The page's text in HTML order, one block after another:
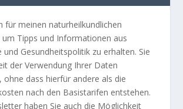
für meinen naturheilkundlichen
Tipps und Informationen aus
und Gesundheitspolitik zu erhalten. Sie
der Verwendung Ihrer Daten
ohne dass hierfür andere als die
nach den Basistarifen entstehen.
haben Sie auch die Möglichkeit